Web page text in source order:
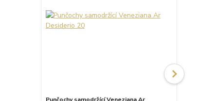
Punčochy samodržící Veneziana Ar